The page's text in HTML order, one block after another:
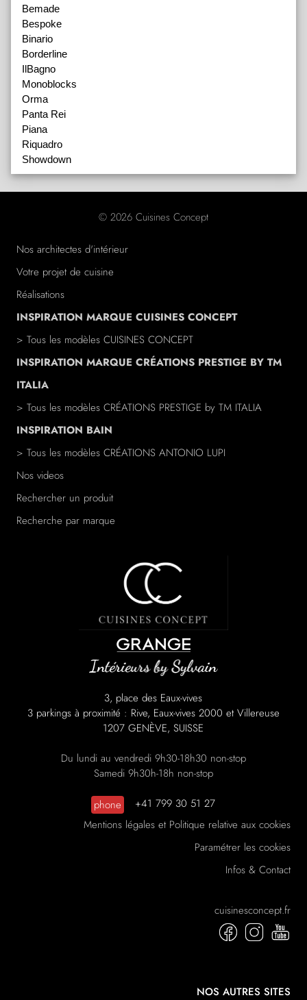
Bemade
Bespoke
Binario
Borderline
IlBagno
Monoblocks
Orma
Panta Rei
Piana
Riquadro
Showdown
© 2026 Cuisines Concept
Nos architectes d'intérieur
Votre projet de cuisine
Réalisations
INSPIRATION MARQUE CUISINES CONCEPT
> Tous les modèles CUISINES CONCEPT
INSPIRATION MARQUE CRÉATIONS PRESTIGE BY TM
ITALIA
> Tous les modèles CRÉATIONS PRESTIGE by TM ITALIA
INSPIRATION BAIN
> Tous les modèles CRÉATIONS ANTONIO LUPI
Nos videos
Rechercher un produit
Recherche par marque
3, place des Eaux-vives
3 parkings à proximité : Rive, Eaux-vives 2000 et Villereuse
1207 GENÈVE, SUISSE
Du lundi au vendredi 9h30-18h30 non-stop
Samedi 9h30h-18h non-stop
phone
+41 799 30 51 27
Mentions légales et Politique relative aux cookies
Paramétrer les cookies
Infos & Contact
cuisinesconcept.fr
NOS AUTRES SITES